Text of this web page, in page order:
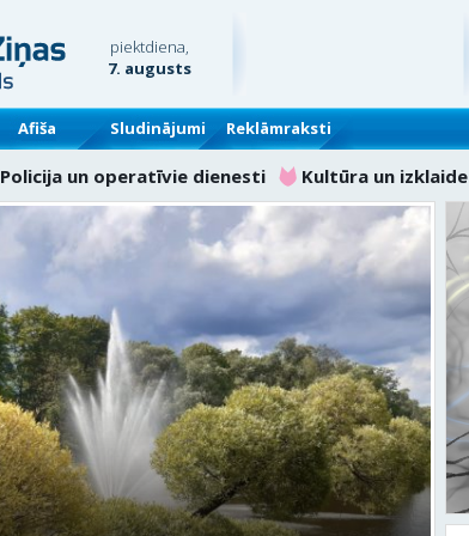
piektdiena,
7. augusts
Afiša Sludinājumi Reklāmraksti
Policija un operatīvie dienesti Kultūra un izklaide